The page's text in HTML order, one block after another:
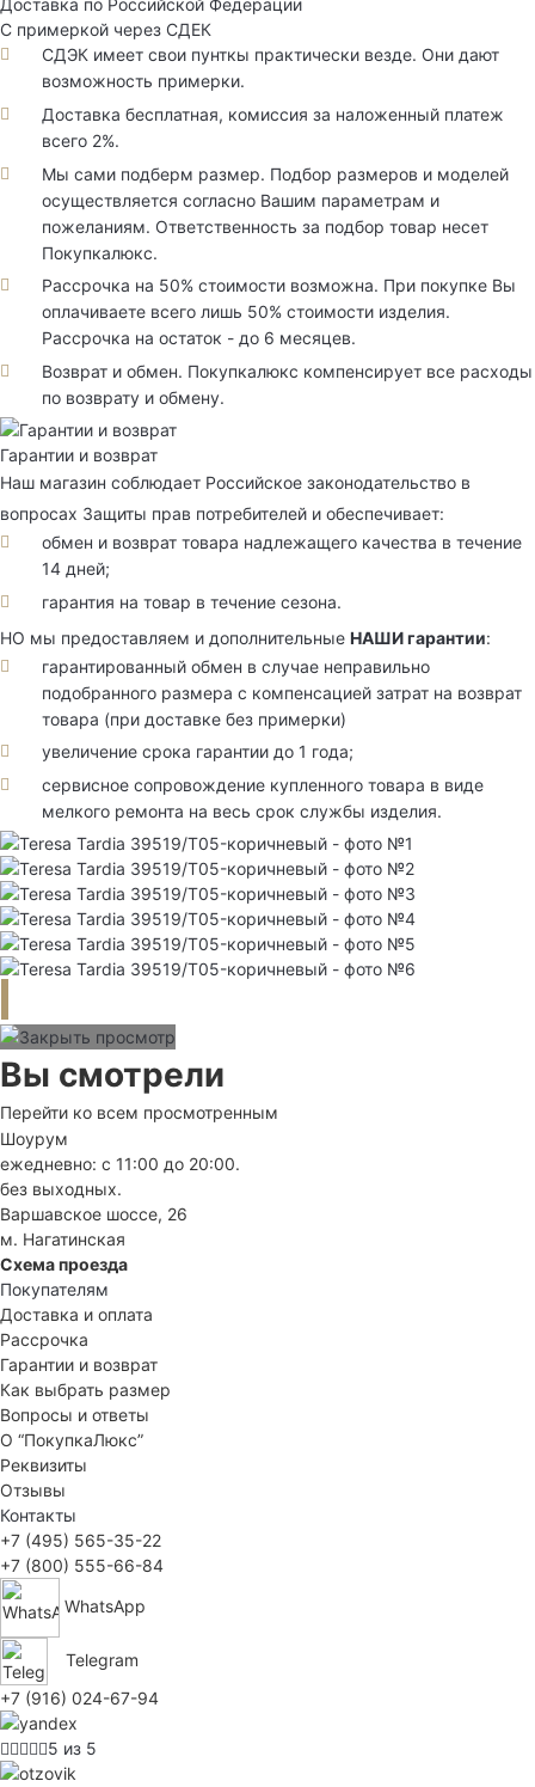
Доставка по Российской Федерации
С примеркой через СДЕК
СДЭК имеет свои пунткы практически везде. Они дают
возможность примерки.
Доставка бесплатная, комиссия за наложенный платеж
всего 2%.
Мы сами подберм размер. Подбор размеров и моделей
осуществляется согласно Вашим параметрам и
пожеланиям. Ответственность за подбор товар несет
Покупкалюкс.
Рассрочка на 50% стоимости возможна. При покупке Вы
оплачиваете всего лишь 50% стоимости изделия.
Рассрочка на остаток - до 6 месяцев.
Возврат и обмен. Покупкалюкс компенсирует все расходы
по возврату и обмену.
Гарантии и возврат
Наш магазин соблюдает Российское законодательство в
вопросах Защиты прав потребителей и обеспечивает:
обмен и возврат товара надлежащего качества в течение
14 дней;
гарантия на товар в течение сезона.
НО мы предоставляем и дополнительные НАШИ гарантии:
гарантированный обмен в случае неправильно
подобранного размера с компенсацией затрат на возврат
товара (при доставке без примерки)
увеличение срока гарантии до 1 года;
сервисное сопровождение купленного товара в виде
мелкого ремонта на весь срок службы изделия.
Вы смотрели
Перейти ко всем просмотренным
Шоурум
ежедневно: с 11:00 до 20:00.
без выходных.
Варшавское шоссе, 26
м. Нагатинская
Схема проезда
Покупателям
Доставка и оплата
Рассрочка
Гарантии и возврат
Как выбрать размер
Вопросы и ответы
О “ПокупкаЛюкс”
Реквизиты
Отзывы
Контакты
+7 (495) 565-35-22
+7 (800) 555-66-84
WhatsApp
Telegram
+7 (916) 024-67-94
5 из 5